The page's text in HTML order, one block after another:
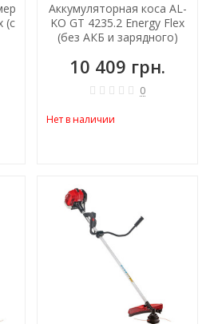
(с
Аккумуляторная коса AL-
KO GT 4235.2 Energy Flex
(без АКБ и зарядного)
10 409 грн.
0
Нет в наличии